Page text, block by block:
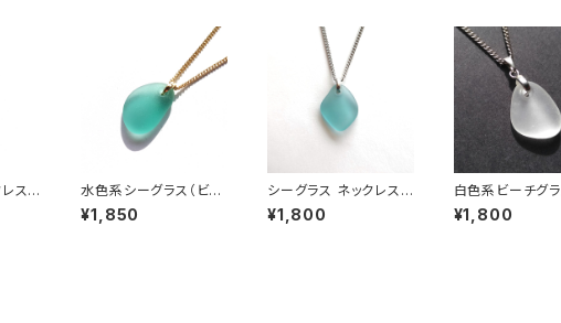
ス
水色系シーグラス（ビー
チグラス） ネックレス B
N-94
¥1,850
シーグラス ネックレス
（水色系）MN-33
¥1,800
白色系ビーチグ
ックレス BN-92
¥1,800